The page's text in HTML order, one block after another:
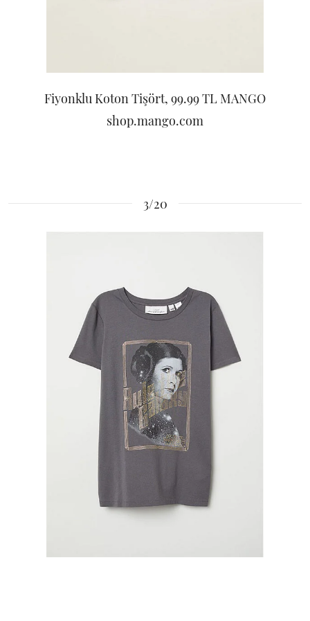
Fiyonklu Koton Tişört, 99.99 TL MANGO
shop.mango.com
3/20